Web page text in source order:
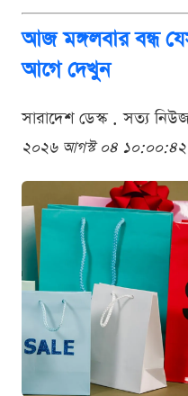
আজ মঙ্গলবার বন্ধ
আগে দেখুন
সারাদেশ ডেস্ক . সত্য
২০২৬ আগস্ট ০৪ ১০:০০:৪২